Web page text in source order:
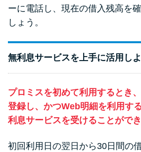
ーに電話し、現在の借入残高を
しょう。
無利息サービスを上手に活用し
プロミスを初めて利用するとき
登録し、かつWeb明細を利用す
利息サービスを受けることがで
初回利用日の翌日から30日間の